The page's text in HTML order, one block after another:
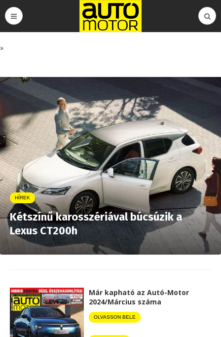
»
HÍREK
Kétszínű karosszériával búcsúzik a
Lexus CT200h
Már kapható az Autó-Motor
2024/Március száma
OLVASSON BELE